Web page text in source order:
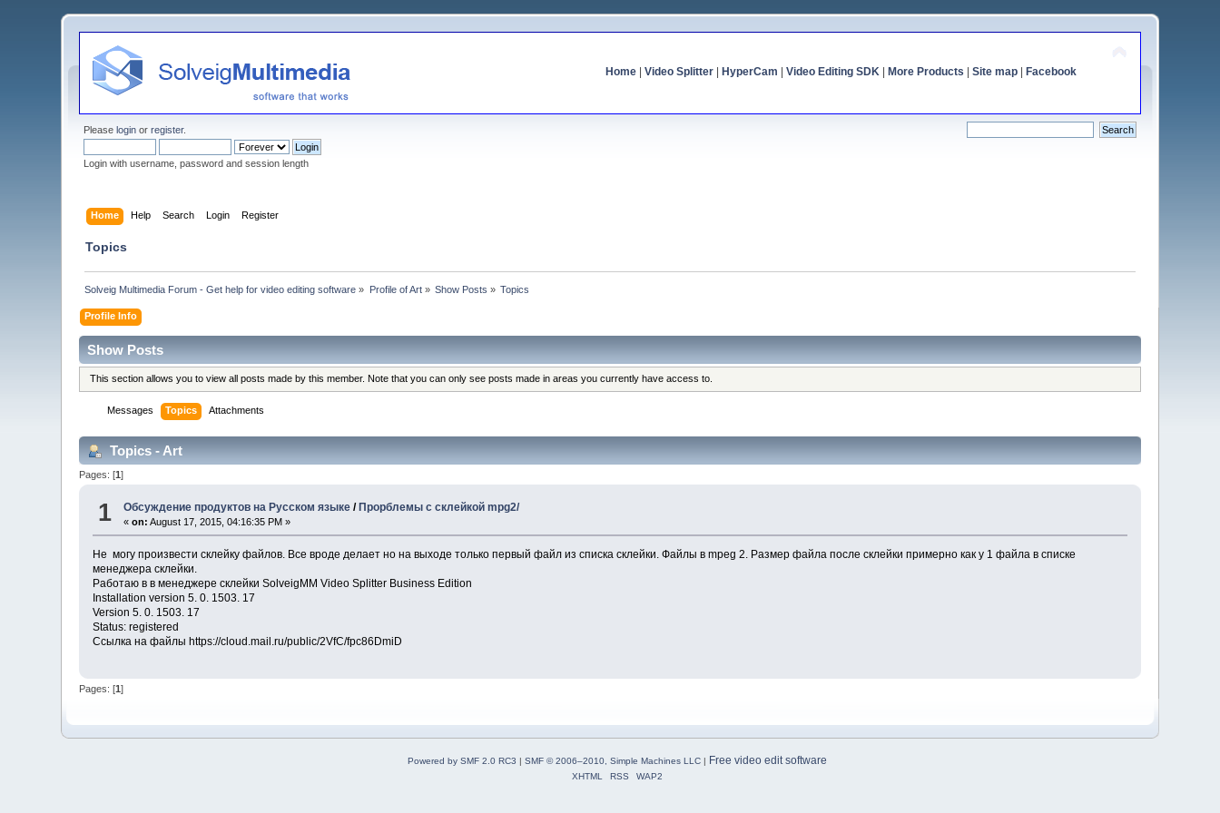
Home| Video Splitter| HyperCam Video Editing SDK| More Products Site map| Facebook
Pleaselogin orregister.
Login with username, password and session length
Home Help Search Login Register
Topics
Solveig Multimedia Forum - Get help for video editing software » Profile of Art» Show Posts » Topics
Profile Info
Show Posts
This section allows you to view all posts made by this member. Note that you can only see posts made in areas you currently have access to.
Messages Topics Attachments
Topics - Art
Pages: [1]
1 Обсуждение продуктов на Русском языке / Прорблемы с склейкой mpg2/
«on: August 17, 2015, 04:16:35 PM »
Не могу произвести склейку файлов. Все вроде делает но на выходе только первый файл из списка склейки. Файлы в mpeg 2. Размер файла после склейки примерно как у 1 файла в списке
менеджера склейки.
Работаю в в менеджере склейки SolveigMM Video Splitter Business Edition
Installation version 5. 0. 1503. 17
Version 5. 0. 1503. 17
Status: registered
Ссылка на файлы https://cloud.mail.ru/public/2VfC/fpc86DmiD
Pages: [1]
Powered by SMF 2.0 RC3 | SMF © 2006–2010, Simple Machines LLC| Free video edit software
XHTML RSS WAP2